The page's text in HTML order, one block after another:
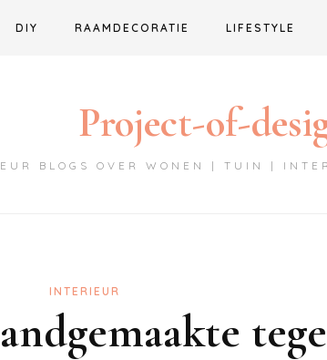
DIY RAAMDECORATIE LIFESTYLE
Project-of-
BLOGS OVER WONEN | TUIN |
INTERIEUR